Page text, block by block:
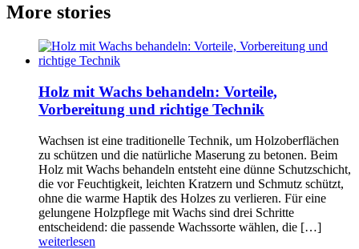
More stories
Holz mit Wachs behandeln: Vorteile,
Vorbereitung und richtige Technik
Wachsen ist eine traditionelle Technik, um Holzoberflächen
zu schützen und die natürliche Maserung zu betonen. Beim
Holz mit Wachs behandeln entsteht eine dünne Schutzschicht,
die vor Feuchtigkeit, leichten Kratzern und Schmutz schützt,
ohne die warme Haptik des Holzes zu verlieren. Für eine
gelungene Holzpflege mit Wachs sind drei Schritte
entscheidend: die passende Wachssorte wählen, die […]
weiterlesen